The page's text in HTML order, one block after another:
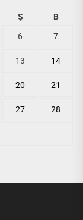
Ş B
6 7
13 14
20 21
27 28